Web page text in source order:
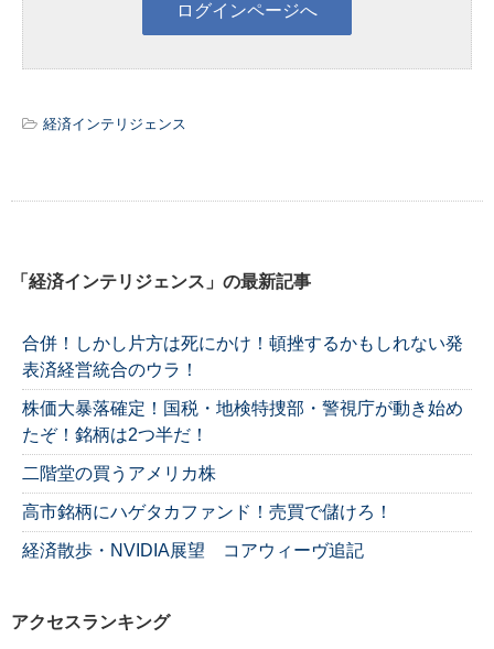
経済インテリジェンス
「経済インテリジェンス」の最新記事
合併！しかし片方は死にかけ！頓挫するかもしれない発
表済経営統合のウラ！
株価大暴落確定！国税・地検特捜部・警視庁が動き始め
たぞ！銘柄は2つ半だ！
二階堂の買うアメリカ株
高市銘柄にハゲタカファンド！売買で儲けろ！
経済散歩・NVIDIA展望 コアウィーヴ追記
アクセスランキング